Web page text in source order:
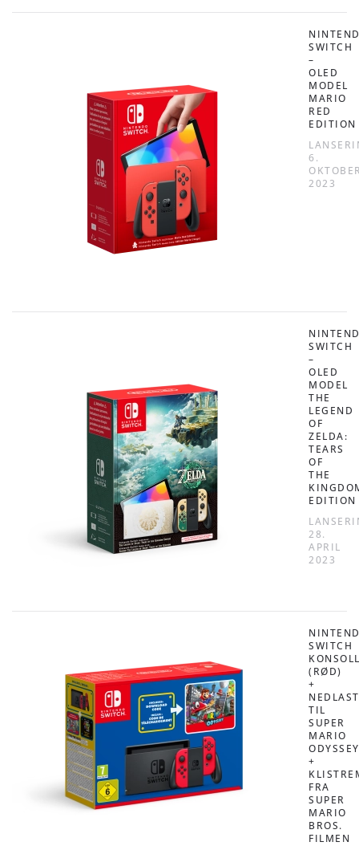
SWITCH
–
OLED
MODEL
MARIO
RED
EDITION
6.
2023
SWITCH
–
OLED
MODEL
THE
LEGEND
OF
ZELDA:
TEARS
OF
THE
EDITION
28.
APRIL
2023
SWITCH
(RØD)
+
TIL
SUPER
MARIO
ODYSSEY
+
FRA
SUPER
MARIO
BROS.
FILMEN